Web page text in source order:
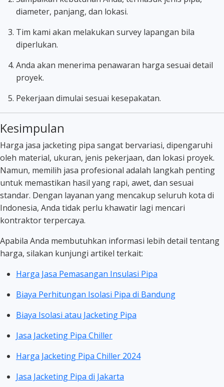
diameter, panjang, dan lokasi.
Tim kami akan melakukan survey lapangan bila
diperlukan.
Anda akan menerima penawaran harga sesuai detail
proyek.
Pekerjaan dimulai sesuai kesepakatan.
Kesimpulan
Harga jasa jacketing pipa sangat bervariasi, dipengaruhi
oleh material, ukuran, jenis pekerjaan, dan lokasi proyek.
Namun, memilih jasa profesional adalah langkah penting
untuk memastikan hasil yang rapi, awet, dan sesuai
standar. Dengan layanan yang mencakup seluruh kota di
Indonesia, Anda tidak perlu khawatir lagi mencari
kontraktor terpercaya.
Apabila Anda membutuhkan informasi lebih detail tentang
harga, silakan kunjungi artikel terkait:
Harga Jasa Pemasangan Insulasi Pipa
Biaya Perhitungan Isolasi Pipa di Bandung
Biaya Isolasi atau Jacketing Pipa
Jasa Jacketing Pipa Chiller
Harga Jacketing Pipa Chiller 2024
Jasa Jacketing Pipa di Jakarta